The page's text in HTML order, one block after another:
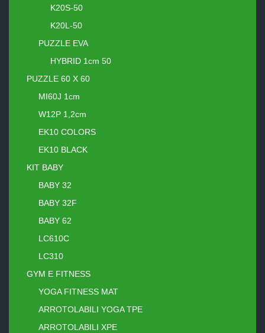
K20S-50
K20L-50
PUZZLE EVA
HYBRID 1cm 50
PUZZLE 60 X 60
MI60J 1cm
W12P 1,2cm
EK10 COLORS
EK10 BLACK
KIT BABY
BABY 32
BABY 32F
BABY 62
LC610C
LC310
GYM E FITNESS
YOGA FITNESS MAT
ARROTOLABILI YOGA TPE
ARROTOLABILI XPE